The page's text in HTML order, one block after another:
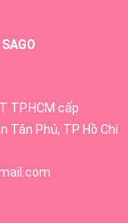
xương phát triển
trong, táo
dinh dưỡng tốt.
TP.HCM cấp
Tân Phú, TP Hồ Chí